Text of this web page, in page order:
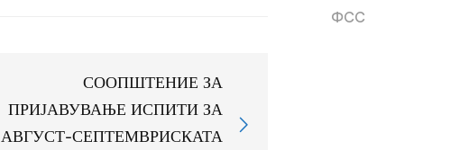
СООПШТЕНИЕ ЗА
ПРИЈАВУВАЊЕ ИСПИТИ ЗА
АВГУСТ-СЕПТЕМВРИСКАТА
ФСС